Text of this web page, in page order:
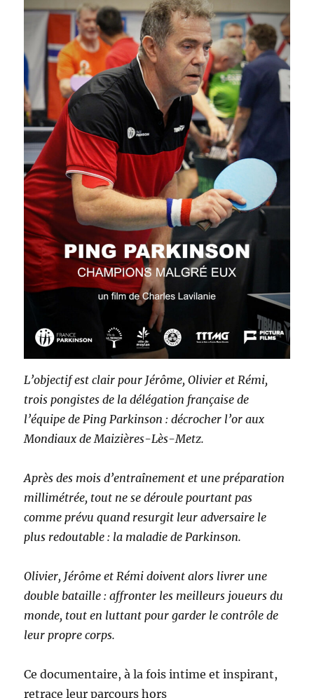
L’objectif est clair pour Jérôme, Olivier et Rémi,
trois pongistes de la délégation française de
l’équipe de Ping Parkinson : décrocher l’or aux
Mondiaux de Maizières-Lès-Metz.
Après des mois d’entraînement et une préparation
millimétrée, tout ne se déroule pourtant pas
comme prévu quand resurgit leur adversaire le
plus redoutable : la maladie de Parkinson.
Olivier, Jérôme et Rémi doivent alors livrer une
double bataille : affronter les meilleurs joueurs du
monde, tout en luttant pour garder le contrôle de
leur propre corps.
Ce documentaire, à la fois intime et inspirant,
retrace leur parcours hors